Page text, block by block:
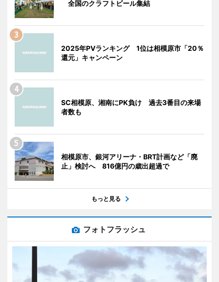
全国のクラフトビール集結
2025年PVランキング 1位は相模原市「20％
還元」キャンペーン
SC相模原、湘南にPK負け 過去3番目の来場
者数も
相模原市、銀河アリーナ・BRT計画など「廃
止」検討へ 816億円の歳出超過で
もっと見る
フォトフラッシュ